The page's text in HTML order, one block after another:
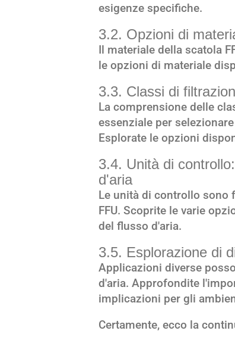
esigenze specifiche.
3.2. Opzioni di
Il materiale della scatola
le opzioni di materiale
3.3. Classi di
La comprensione delle
essenziale per
Esplorate le opzioni
3.4. Unità di
d'aria
Le unità di controllo sono
FFU. Scoprite le varie
del flusso d'aria.
3.5. Esplorazione di
Applicazioni diverse
d'aria. Approfondite
implicazioni per gli
Certamente, ecco la